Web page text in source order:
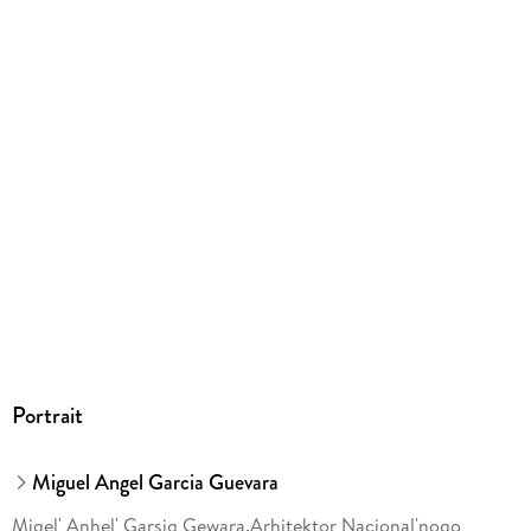
Portrait
Miguel Angel Garcia Guevara
Migel' Anhel' Garsiq Gewara.Arhitektor Nacional'nogo